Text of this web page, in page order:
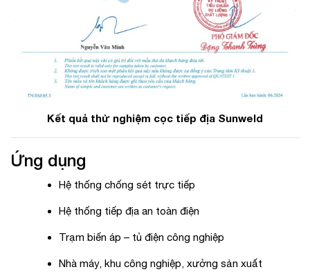
Kết quả thử nghiệm cọc tiếp địa Sunweld
Ứng dụng
Hệ thống chống sét trực tiếp
Hệ thống tiếp địa an toàn điện
Trạm biến áp – tủ điện công nghiệp
Nhà máy, khu công nghiệp, xưởng sản xuất